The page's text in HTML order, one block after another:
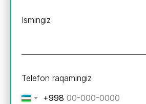
Ismingiz
Telefon raqamingiz
+998